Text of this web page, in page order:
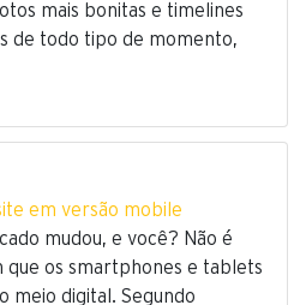
mais bonitas e timelines
de todo tipo de momento,
em versão mobile
mudou, e você? Não é
que os smartphones e tablets
meio digital. Segundo